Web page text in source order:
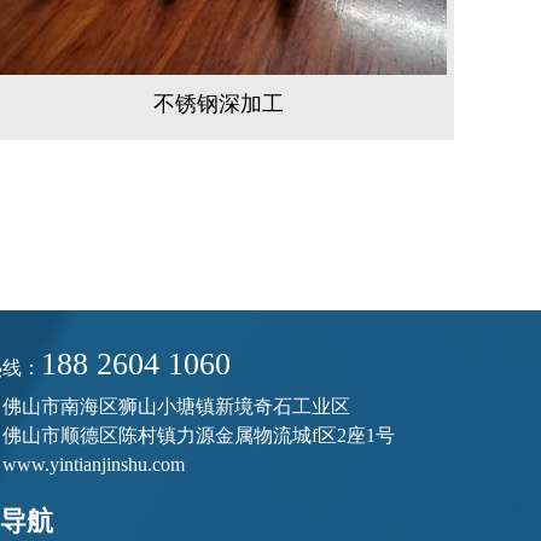
不锈钢深加工
： 188 2604 1060
山市南海区狮山小塘镇新境奇石工业区
山市顺德区陈村镇力源金属物流城f区2座1号
www.yintianjinshu.com
航